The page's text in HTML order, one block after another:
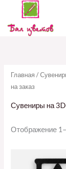
Перейти
содержимому
Главная /
на заказ
Сувениры на
Отображение